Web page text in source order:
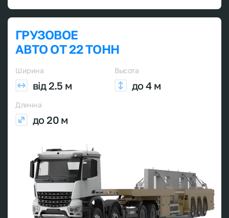
ГРУЗОВОЕ
АВТО ОТ 22 ТОНН
Ширина
від 2.5 м
Высота
до 4 м
Длинна
до 20 м